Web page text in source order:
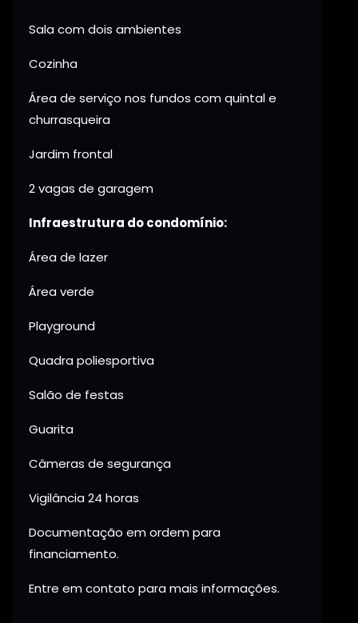
Sala com dois ambientes
Cozinha
Área de serviço nos fundos com quintal e
churrasqueira
Jardim frontal
2 vagas de garagem
Infraestrutura do condomínio:
Área de lazer
Área verde
Playground
Quadra poliesportiva
Salão de festas
Guarita
Câmeras de segurança
Vigilância 24 horas
Documentação em ordem para
financiamento.
Entre em contato para mais informações.